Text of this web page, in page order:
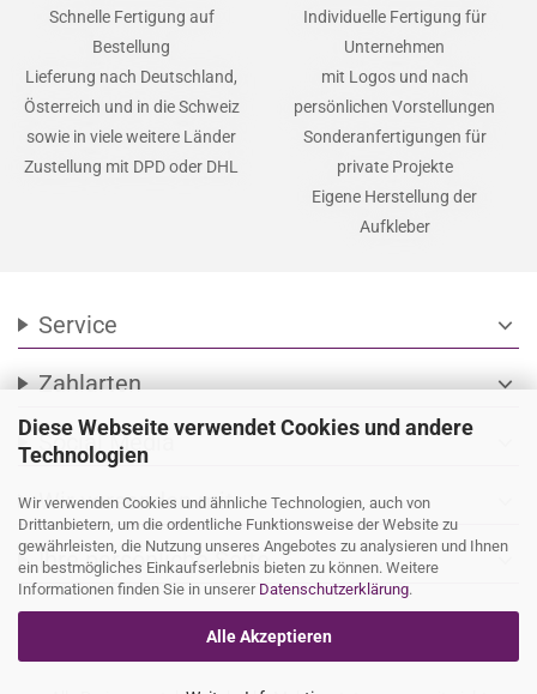
Diese Webseite verwendet Cookies und andere
Technologien
Wir verwenden Cookies und ähnliche Technologien, auch von
Drittanbietern, um die ordentliche Funktionsweise der Website zu
gewährleisten, die Nutzung unseres Angebotes zu analysieren und Ihnen
ein bestmögliches Einkaufserlebnis bieten zu können. Weitere
Informationen finden Sie in unserer Datenschutzerklärung.
Alle Akzeptieren
Schnelle Fertigung auf
Bestellung
Lieferung nach Deutschland,
Österreich und in die Schweiz
sowie in viele weitere Länder
Zustellung mit DPD oder DHL
Individuelle Fertigung für
Unternehmen
mit Logos und nach
persönlichen Vorstellungen
Sonderanfertigungen für
private Projekte
Eigene Herstellung der
Aufkleber
Service expand_more
Zahlarten expand_more
Social Media
Wir versenden mit
Ihre persönliche Seite expand_more